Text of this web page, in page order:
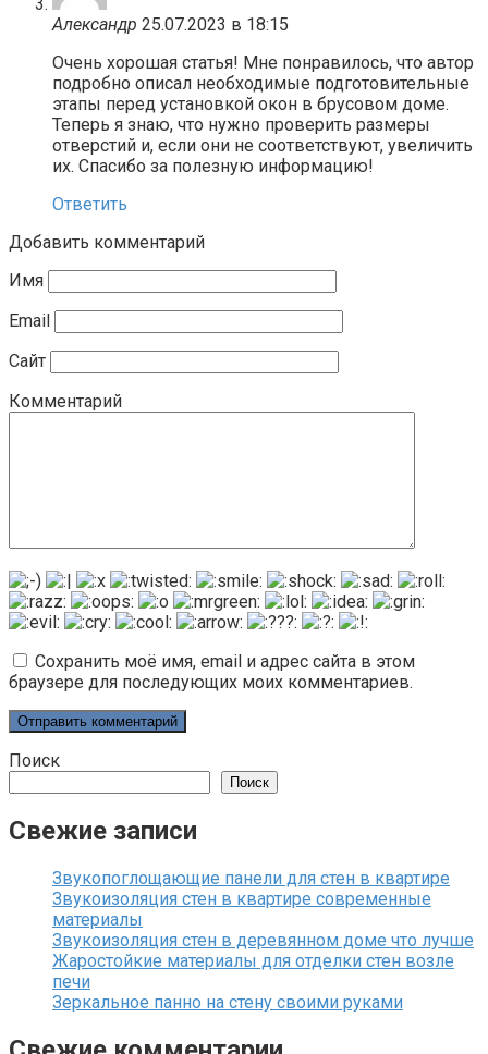
Александр 25.07.2023 в 18:15
Очень хорошая статья! Мне понравилось, что автор
подробно описал необходимые подготовительные
этапы перед установкой окон в брусовом доме.
Теперь я знаю, что нужно проверить размеры
отверстий и, если они не соответствуют, увеличить
их. Спасибо за полезную информацию!
Ответить
Добавить комментарий
Имя
Email
Сайт
Комментарий
Сохранить моё имя, email и адрес сайта в этом
браузере для последующих моих комментариев.
Поиск
Поиск
Свежие записи
Звукопоглощающие панели для стен в квартире
Звукоизоляция стен в квартире современные
материалы
Звукоизоляция стен в деревянном доме что лучше
Жаростойкие материалы для отделки стен возле
печи
Зеркальное панно на стену своими руками